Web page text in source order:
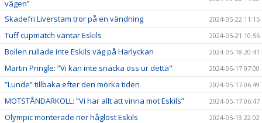
vägen”
Skadefri Liverstam tror på en vändning 2024-05-22 11:15
Tuff cupmatch väntar Eskils 2024-05-21 10:56
Bollen rullade inte Eskils väg på Harlyckan 2024-05-18 20:41
Martin Pringle: ”Vi kan inte snacka oss ur detta" 2024-05-17 07:00
”Lunde” tillbaka efter den mörka tiden 2024-05-17 06:49
MOTSTÅNDARKOLL: ”Vi har allt att vinna mot Eskils” 2024-05-17 06:47
Olympic monterade ner håglöst Eskils 2024-05-13 22:02